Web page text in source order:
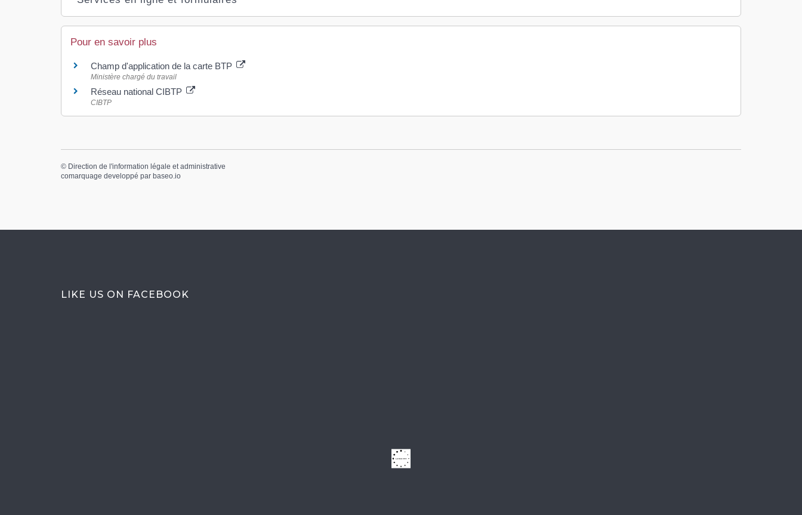
Pour en savoir plus
Champ d'application de la carte BTP
Ministère chargé du travail
Réseau national CIBTP
CIBTP
© Direction de l'information légale et administrative
comarquage developpé par baseo.io
LIKE US ON FACEBOOK